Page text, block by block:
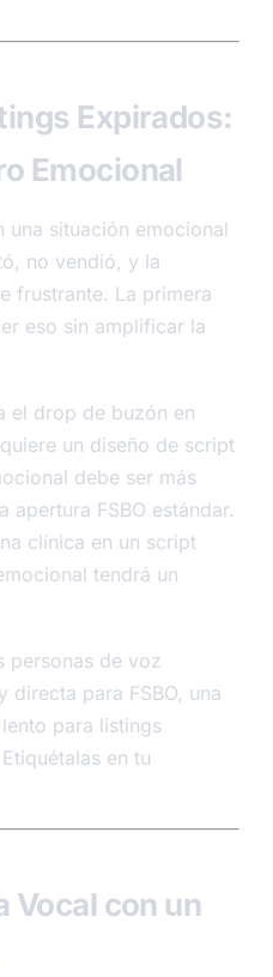
Expirados:
Emocional
una situación emocional
no vendió, y la
frustrante. La primera
eso sin amplificar la
el drop de buzón en
un diseño de script
debe ser más
FSBO estándar.
clínica en un script
tendrá un
personas de voz
para FSBO, una
para listings
en tu
Vocal con un